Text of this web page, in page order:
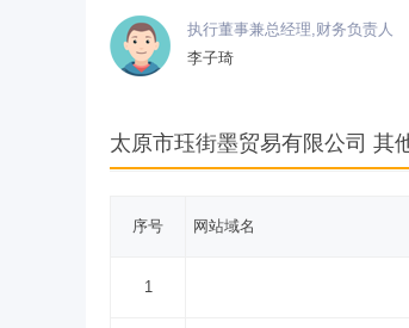
执行董事兼总经理,财务负责人
李子琦
太原市珏街墨贸易有限公司 其
序号 网站域名
1